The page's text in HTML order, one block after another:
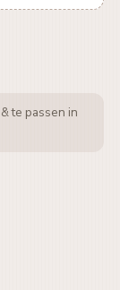
te passen in